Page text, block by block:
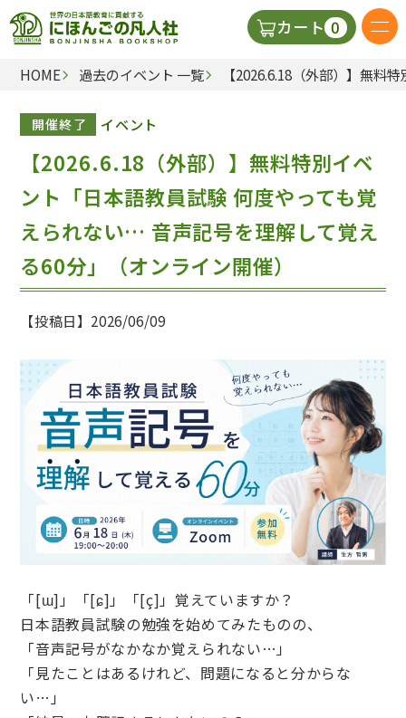
カート 0
日本語の教科書
辞典
教師用参考書
HOME 過去のイベント 一覧 【2026.6.18（外部）】無料
開催終了 イベント
【2026.6.18（外部）】無料特別イベ
ント「日本語教員試験 何度やっても覚
えられない… 音声記号を理解して覚え
る60分」（オンライン開催）
【投稿日】2026/06/09
「[ɯ]」「[ɕ]」「[ç]」覚えていますか？
日本語教員試験の勉強を始めてみたものの、
「音声記号がなかなか覚えられない…」
「見たことはあるけれど、問題になると分からな
い…」